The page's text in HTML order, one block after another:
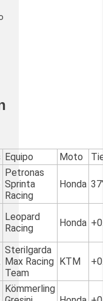
Equipo Moto
Petronas
Sprinta
Racing
Honda
Leopard
Racing
Honda
Sterilgarda
Max Racing
Team
KTM
Kömmerling